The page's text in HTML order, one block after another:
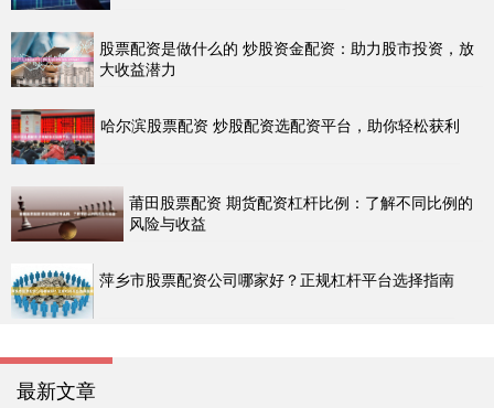
股票配资是做什么的 炒股资金配资：助力股市投资，放
大收益潜力
哈尔滨股票配资 炒股配资选配资平台，助你轻松获利
莆田股票配资 期货配资杠杆比例：了解不同比例的
风险与收益
萍乡市股票配资公司哪家好？正规杠杆平台选择指南
最新文章